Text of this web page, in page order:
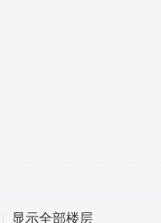
显示全部楼层